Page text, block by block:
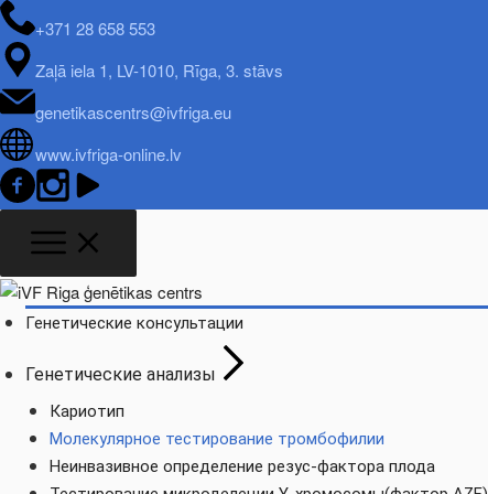
+371 28 658 553
Zaļā iela 1, LV-1010, Rīga, 3. stāvs
genetikascentrs@ivfriga.eu
www.ivfriga-online.lv
Генетические консультации
Генетические анализы
Кариотип
Молекулярное тестирование тромбофилии
Неинвазивное определение резус-фактора плода